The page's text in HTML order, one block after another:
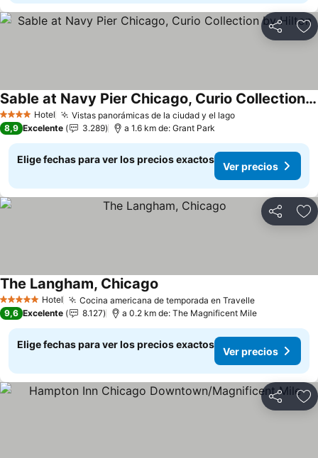
Compartir
4 EstrellasHotel Vistas panorámicas de la ciudad y el lagoVer precios
Sable at Navy Pier Chicago, Curio Collection by Hilton
Ver precios
8,9 Excelente 3.289 a 1.6 km de: Grant Park
Elige fechas para ver los precios exactos
Ver precios
Compartir
5 Estrellas Hotel Cocina americana de temporada en TravelleVer precios
The Langham, Chicago
9,6 Excelente 8.127 a 0.2 km de: The Magnificent Mile
Elige fechas para ver los precios exactos
Ver precios
Compartir